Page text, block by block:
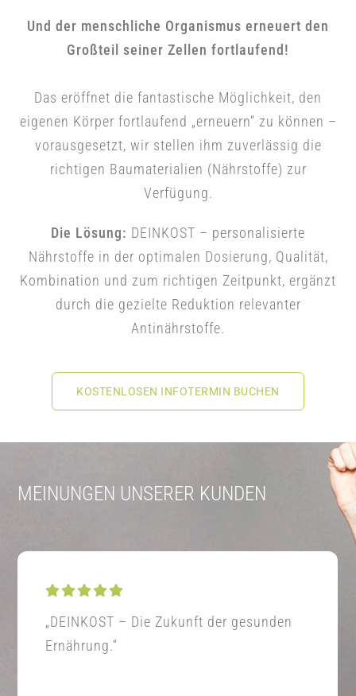
Und der menschliche Organismus erneuert den
Großteil seiner Zellen fortlaufend!
Das eröffnet die fantastische Möglichkeit, den
eigenen Körper fortlaufend „erneuern“ zu können –
vorausgesetzt, wir stellen ihm zuverlässig die
richtigen Baumaterialien (Nährstoffe) zur
Verfügung.
Die Lösung: DEINKOST – personalisierte
Nährstoffe in der optimalen Dosierung, Qualität,
Kombination und zum richtigen Zeitpunkt, ergänzt
durch die gezielte Reduktion relevanter
Antinährstoffe.
KOSTENLOSEN INFOTERMIN BUCHEN
MEINUNGEN UNSERER KUNDEN
„DEINKOST – Die Zukunft der gesunden
Ernährung.“